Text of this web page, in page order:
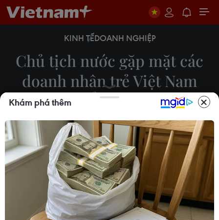
KINH TẾDOANH NGHIỆP
Chủ tịch nước gặp mặt các
doanh nhân trẻ Việt Nam
tiêu biểu năm 2022
08/11/2022 04:00
Sáng 8/11 tại Phủ Chủ tịch, Chủ tịch nước Nguyễn
Xuân Phúc gặp mặt thân mật Đoàn đại biểu Hội
Doanh nhân trẻ Việt Nam nhân dịp Lễ trao Giải
thưởng Sao Đỏ - Doanh nhân trẻ Việt Nam tiêu
biểu 2022.
Khám phá thêm